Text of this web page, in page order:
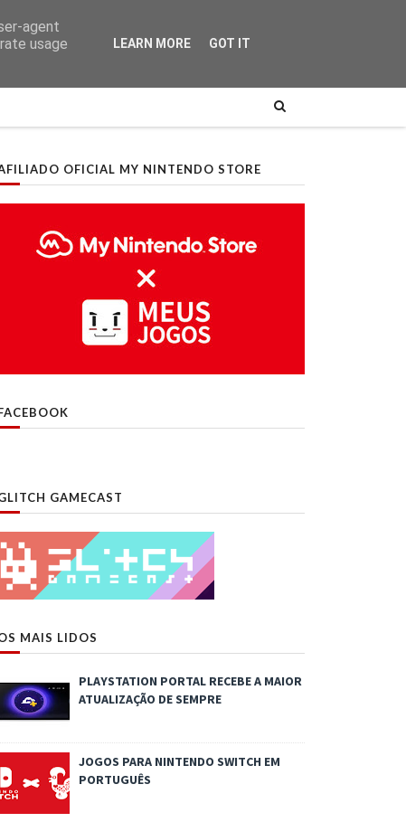
OFICIAL MY NINTENDO STORE
GAMECAST
MAIS LIDOS
PLAYSTATION PORTAL RECEBE A MAIOR
ATUALIZAÇÃO DE SEMPRE
JOGOS PARA NINTENDO SWITCH EM
PORTUGUÊS
agent
usage
LEARN MORE GOT IT